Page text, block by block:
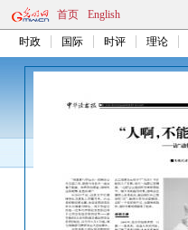
首页 English
时政 国际 时评 理论